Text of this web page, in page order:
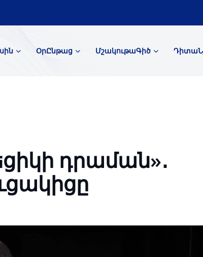
ՕրԸնթաց ՄշակութաԳիծ
դրաման»․